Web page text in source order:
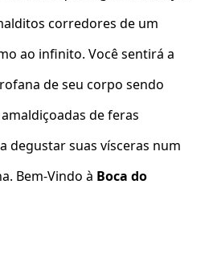
corredores de um
ao infinito. Você sentirá a
de seu corpo sendo
de feras
degustar suas vísceras num
Bem-Vindo à Boca do